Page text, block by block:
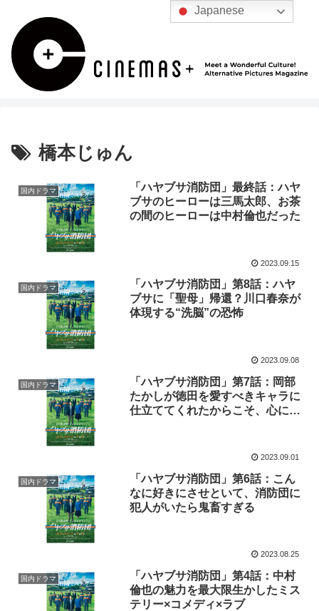
橋本じゅん
国内ドラマ
「ハヤブサ消防団」最終話：ハヤ
ブサのヒーローは三馬太郎、お茶
の間のヒーローは中村倫也だった
2023.09.15
国内ドラマ
「ハヤブサ消防団」第8話：ハヤ
ブサに「聖母」帰還？川口春奈が
体現する“洗脳”の恐怖
2023.09.08
国内ドラマ
「ハヤブサ消防団」第7話：岡部
たかしが徳田を愛すべきキャラに
仕立ててくれたからこそ、心に刻
2023.09.01
国内ドラマ
「ハヤブサ消防団」第6話：こん
なに好きにさせといて、消防団に
犯人がいたら鬼畜すぎる
2023.08.25
国内ドラマ
「ハヤブサ消防団」第4話：中村
倫也の魅力を最大限生かしたミス
テリー×コメディ×ラブ
Japanese